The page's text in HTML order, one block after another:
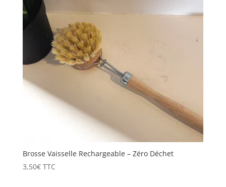
Brosse Vaisselle Rechargeable – Zéro Déchet
3,50€ TTC